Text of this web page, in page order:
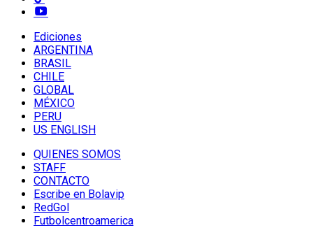
Ediciones
ARGENTINA
BRASIL
CHILE
GLOBAL
MÉXICO
PERU
US ENGLISH
QUIENES SOMOS
STAFF
CONTACTO
Escribe en Bolavip
RedGol
Futbolcentroamerica